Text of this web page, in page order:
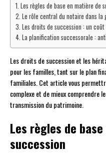
Les règles de base en matière de
Le rôle central du notaire dans la
Les droits de succession : un
La planification successorale :
Les droits de succession et les
pour les familles, tant sur le plan
familiales. Cet article vous
complexe et de mieux comprendre
transmission du patrimoine.
Les règles de
succession